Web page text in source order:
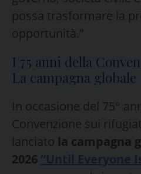
possa trasformare la
opportunità.”
I 75 anni della
La campagna globale
In occasione del 75°
Convenzione sui
lanciato la campagna
2026